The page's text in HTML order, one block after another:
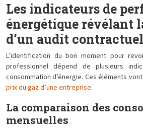
Les indicateurs de
énergétique révélant
d’un audit contractuel
L’identification du bon moment pour
professionnel dépend de plusieurs
consommation d’énergie. Ces éléments
prix du gaz d’une entreprise.
La comparaison des
mensuelles